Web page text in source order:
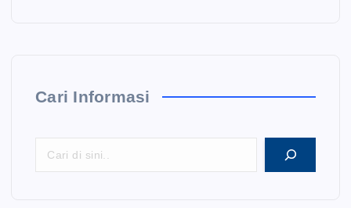
Cari Informasi